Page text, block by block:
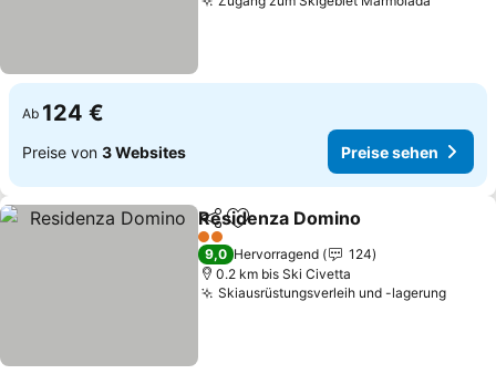
Ab 124 €
Preise von 3 Websites Preise sehen
TeilenZu Favoriten hinzufügen
Residenza Domino
2 Sterne
9,0 Hervorragend
124
0.2 km bis Ski Civetta
Skiausrüstungsverleih und -lagerung